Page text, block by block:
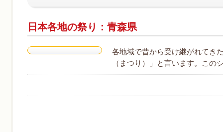
日本各地の祭り：青森県
各地域で昔から受け継がれてき
（まつり）」と言います。こ